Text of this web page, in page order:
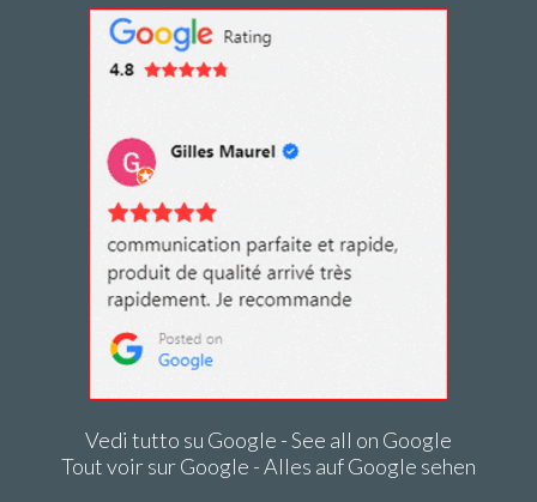
Vedi tutto su Google - See all on Google
Tout voir sur Google - Alles auf Google sehen